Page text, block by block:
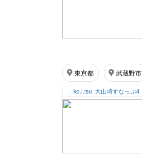
東京都 武蔵野市
ko.i.tsu 大山崎すなっぷ4